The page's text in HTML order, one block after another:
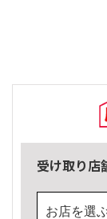
受け取り店
お店を選